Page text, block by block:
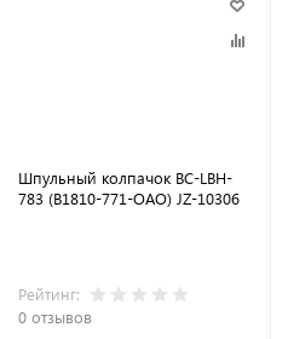
Шпульный колпачок BC-LBH-
783 (B1810-771-OAO) JZ-10306
Рейтинг:
0 отзывов